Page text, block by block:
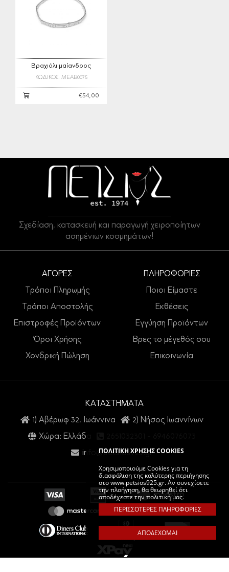
ΠΟΛΙΤΙΚΗ ΧΡΗΣΗΣ COOKIES
Χρησιμοποιούμε Cookies για τη
διασφάλιση της καλύτερης περιήγησης
στο www.petsios925.gr. Αν συνεχίσετε
την πλοήγηση, θα θεωρηθεί ότι
αποδέχεστε την πολιτική μας.
ΠΕΡΙΣΣΟΤΕΡΕΣ ΠΛΗΡΟΦΟΡΙΕΣ
ΑΠΟΔΕΧΟΜΑΙ
Βραχιόλι μαίανδρος
ΚΩΔΙΚΟΣ: MEAB0075
€54,00
Σχεδίαση, κατασκευή και παραγωγή χειροποίητων
ασημένιων κοσμημάτων!
ΑΓΟΡΕΣ
Τρόποι Πληρωμής
Τρόποι Αποστολής
Επιστροφές Προϊόντων
Όροι Χρήσης
Χονδρική Πώληση
ΠΛΗΡΟΦΟΡΙΕΣ
Ποιοι Είμαστε
Εκθέσεις
Εγγύηση Προϊόντων
Βρες το μέγεθός σου
Επικοινωνία
ΚΑΤΑΣΤΗΜΑΤΑ
1) Αβέρωφ 32, Ιωάννινα
2) Νήσος Ιωαννίνων
Χώρα: Ελλάδα
info@petsios925.gr